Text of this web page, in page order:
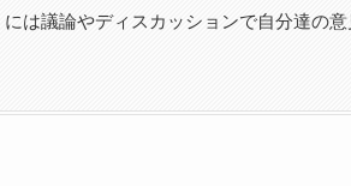
は議論やディスカッションで自分達の